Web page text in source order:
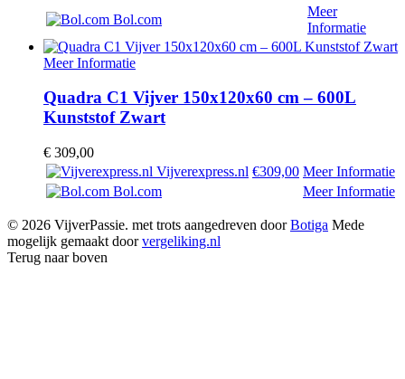
Bol.com
Meer
Informatie
Meer Informatie
Quadra C1 Vijver 150x120x60 cm – 600L
Kunststof Zwart
€ 309,00
Vijverexpress.nl €309,00 Meer Informatie
Bol.com
Meer Informatie
© 2026 VijverPassie. met trots aangedreven doorBotiga Mede
mogelijk gemaakt doorvergeliking.nl
Terug naar boven